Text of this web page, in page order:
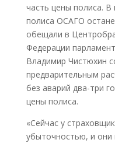
часть цены полиса.
полиса ОСАГО
обещали в
Федерации
Владимир Чистюхин
предварительным
без аварий два-три
цены полиса.
«Сейчас у
убыточностью, и они